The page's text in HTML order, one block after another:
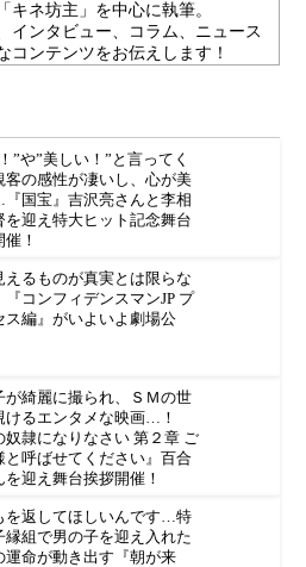
キネ坊主」を中心に執筆。
インタビュー、コラム、ニュース
コンテンツをお伝えします！
”や”美しい！”と言ってく
客の感性が凄いし、心が美
国宝』吉沢亮さんと李相
を迎え特大ヒット記念舞台
！
えるものが真実とは限らな
コンフィデンスマンJP プ
ス編』がいよいよ劇場公
が綺麗に撮られ、ＳＭの世
けるエンタメな映画…！
奴隷になりなさい 第２章 ご
と呼ばせてください』百合
を迎え舞台挨拶開催！
を返してほしいんです…特
縁組で男の子を迎え入れた
運命が動き出す『朝が来